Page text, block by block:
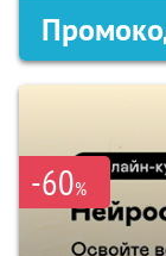
-60%